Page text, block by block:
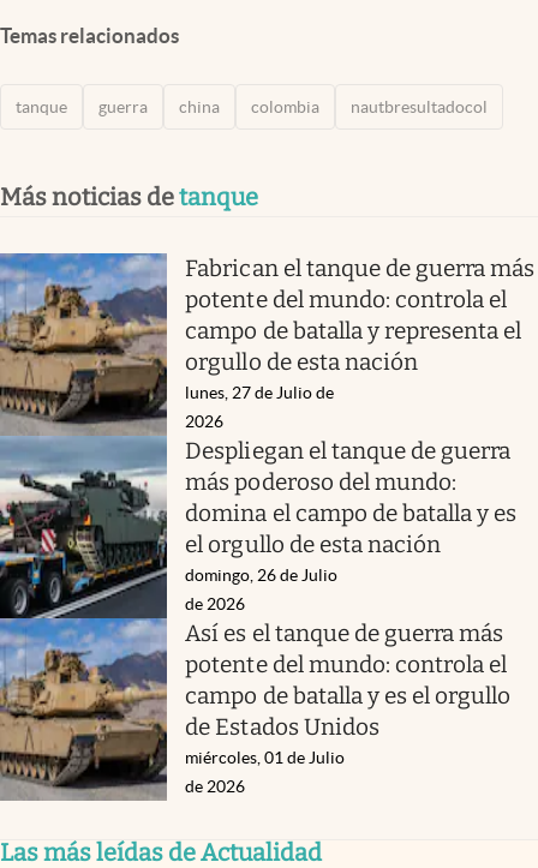
Temas relacionados
tanque guerra china colombia nautbresultadocol
Más noticias detanque
Fabrican el tanque de guerra más
potente del mundo: controla el
campo de batalla y representa el
orgullo de esta nación
lunes, 27 de Julio de
2026
Despliegan el tanque de guerra
más poderoso del mundo:
domina el campo de batalla y es
el orgullo de esta nación
domingo, 26 de Julio
de 2026
Así es el tanque de guerra más
potente del mundo: controla el
campo de batalla y es el orgullo
de Estados Unidos
miércoles, 01 de Julio
de 2026
Las más leídas de Actualidad